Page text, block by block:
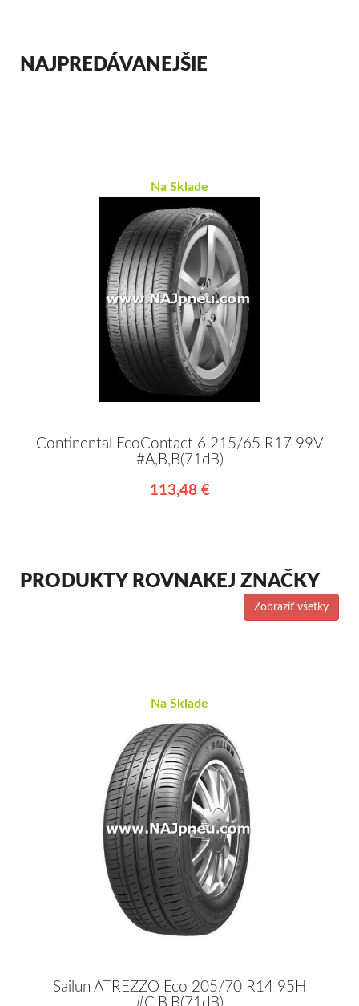
NAJPREDÁVANEJŠIE
Na Sklade
Continental EcoContact 6 215/65 R17 99V
#A,B,B(71dB)
113,48 €
PRODUKTY ROVNAKEJ ZNAČKY
Zobraziť všetky
Na Sklade
Sailun ATREZZO Eco 205/70 R14 95H
#C,B,B(71dB)